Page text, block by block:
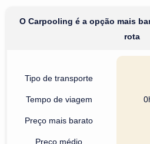
O Carpooling é a opção mais
rota
Tipo de transporte
Tempo de viagem
Preço mais barato
Preço médio